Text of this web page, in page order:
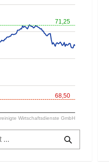
71,25
68,50
Wirtschaftsdienste GmbH